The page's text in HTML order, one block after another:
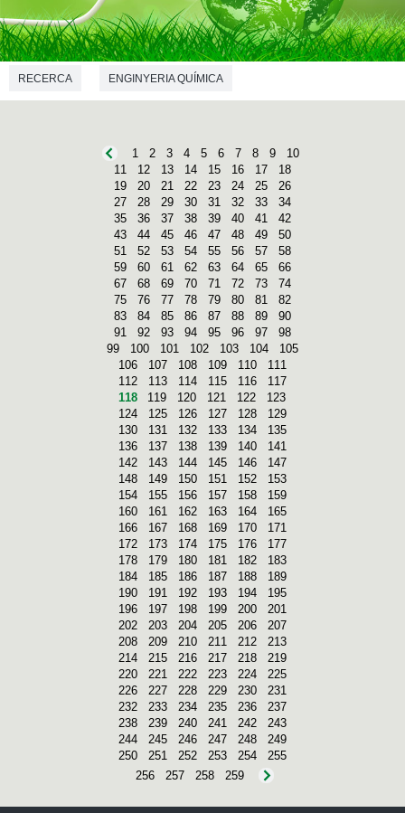
RECERCA ENGINYERIA QUÍMICA
1 2 3 4 5 6 7 8 9
10
11
12 13 14 15 16 17
18
19
20 21 22 23 24 25
26
27
28 29 30 31 32 33
34
35
36 37 38 39 40 41
42
43
44 45 46 47 48 49
50
51
52 53 54 55 56 57
58
59
60 61 62 63 64 65
66
67
68 69 70 71 72 73
74
75
76 77 78 79 80 81
82
83
84 85 86 87 88 89
90
91
92 93 94 95 96 97
98
99
100 101 102 103 104
105
106
107 108 109 110
111
112
113 114 115 116
117
118
119 120 121 122
123
124
125 126 127 128
129
130
131 132 133 134
135
136
137 138 139 140
141
142
143 144 145 146
147
148
149 150 151 152
153
154
155 156 157 158
159
160
161 162 163 164
165
166
167 168 169 170
171
172
173 174 175 176
177
178
179 180 181 182
183
184
185 186 187 188
189
190
191 192 193 194
195
196
197 198 199 200
201
202
203 204 205 206
207
208
209 210 211 212
213
214
215 216 217 218
219
220
221 222 223 224
225
226
227 228 229 230
231
232
233 234 235 236
237
238
239 240 241 242
243
244
245 246 247 248
249
250
251 252 253 254
255
256
257 258 259